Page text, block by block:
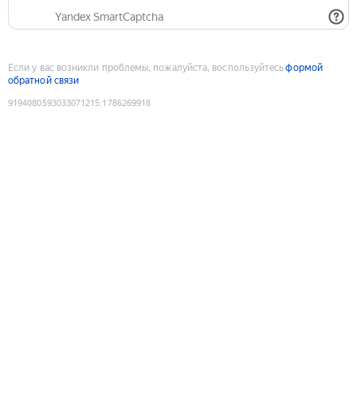
Yandex SmartCaptcha
Если у вас возникли проблемы, пожалуйста, воспользуйтесьформой
обратной связи
9194080593033071215:1786269918